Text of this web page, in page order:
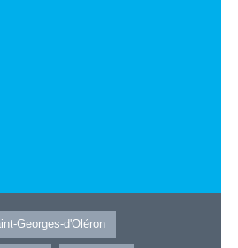
Georges-d'Oléron